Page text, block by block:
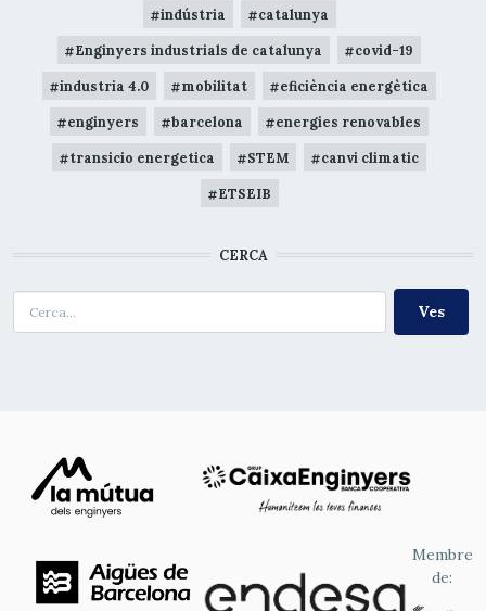
indústria catalunya
Enginyers industrials de catalunya covid-19
industria 4.0 mobilitat eficiència energètica
enginyers barcelona energies renovables
transicio energetica STEM canvi climatic
ETSEIB
CERCA
Membre
de: